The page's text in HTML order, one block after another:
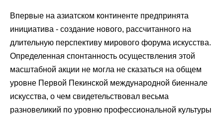
Впервые на азиатском континенте предпринята
инициатива - создание нового, рассчитанного на
длительную перспективу мирового форума искусства.
Определенная спонтанность осуществления этой
масштабной акции не могла не сказаться на общем
уровне Первой Пекинской международной биеннале
искусства, о чем свидетельствовал весьма
разновеликий по уровню профессиональной культуры